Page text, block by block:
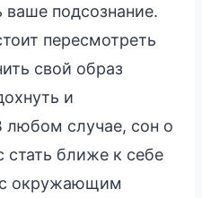
ваше подсознание.
пересмотреть
свой образ
и
любом случае, сон о
стать ближе к себе
окружающим